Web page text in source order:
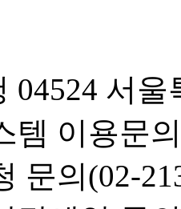
04524 서
템 이용문
문의(02-